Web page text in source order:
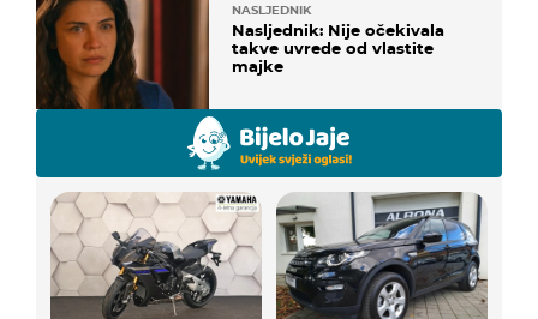
NASLJEDNIK
Nasljednik: Nije očekivala
takve uvrede od vlastite
majke